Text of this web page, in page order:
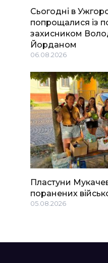
Сьогодні в
попрощалися із
захисником
Йорданом
06.08.2026
Пластуни
поранених
05.08.2026